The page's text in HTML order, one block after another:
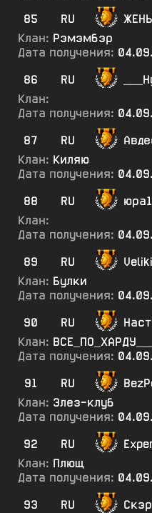
85
RU
Клан: Рэмэмбэр
Дата получения:
86
RU
Клан:
Дата получения:
87
RU
Клан: Киляю
Дата получения:
88
RU
Клан:
Дата получения:
89
RU
Клан: Булки
Дата получения:
90
RU
Клан: ВСЕ_ПО_ХАРДУ___
Дата получения:
91
RU
Клан: Элез-клуб
Дата получения:
92
RU
Клан: Плющ
Дата получения:
93
RU